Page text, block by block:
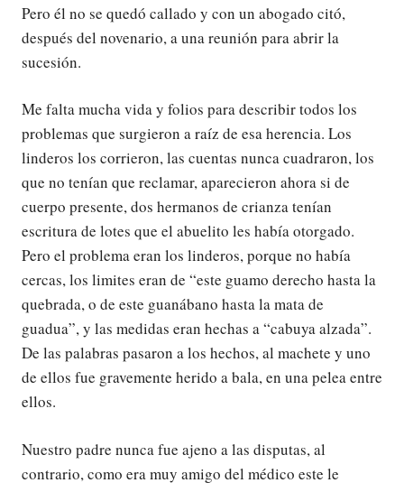
Pero él no se quedó callado y con un abogado citó,
después del novenario, a una reunión para abrir la
sucesión.
Me falta mucha vida y folios para describir todos los
problemas que surgieron a raíz de esa herencia. Los
linderos los corrieron, las cuentas nunca cuadraron, los
que no tenían que reclamar, aparecieron ahora si de
cuerpo presente, dos hermanos de crianza tenían
escritura de lotes que el abuelito les había otorgado.
Pero el problema eran los linderos, porque no había
cercas, los limites eran de “este guamo derecho hasta la
quebrada, o de este guanábano hasta la mata de
guadua”, y las medidas eran hechas a “cabuya alzada”.
De las palabras pasaron a los hechos, al machete y uno
de ellos fue gravemente herido a bala, en una pelea entre
ellos.
Nuestro padre nunca fue ajeno a las disputas, al
contrario, como era muy amigo del médico este le